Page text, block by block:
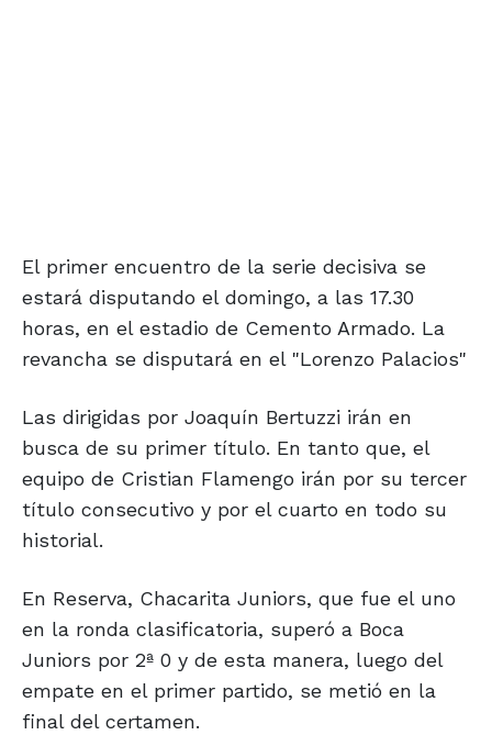
El primer encuentro de la serie decisiva se
estará disputando el domingo, a las 17.30
horas, en el estadio de Cemento Armado. La
revancha se disputará en el "Lorenzo Palacios"
Las dirigidas por Joaquín Bertuzzi irán en
busca de su primer título. En tanto que, el
equipo de Cristian Flamengo irán por su tercer
título consecutivo y por el cuarto en todo su
historial.
En Reserva, Chacarita Juniors, que fue el uno
en la ronda clasificatoria, superó a Boca
Juniors por 2ª 0 y de esta manera, luego del
empate en el primer partido, se metió en la
final del certamen.